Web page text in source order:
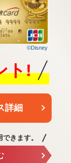
©Disney
ト!
詳細
きます。